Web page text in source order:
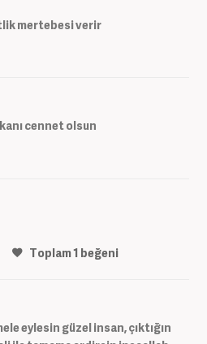
mertebesi verir
cennet olsun
Toplam1 beğeni
eylesin güzel insan, çıktığın